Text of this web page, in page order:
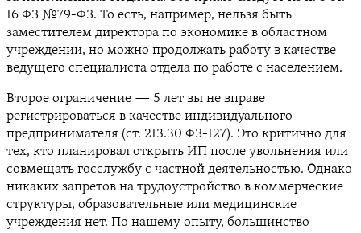
16 ФЗ №79-ФЗ. То есть, например, нельзя быть
заместителем директора по экономике в областном
учреждении, но можно продолжать работу в качестве
ведущего специалиста отдела по работе с населением.
Второе ограничение — 5 лет вы не вправе
регистрироваться в качестве индивидуального
предпринимателя (ст. 213.30 ФЗ-127). Это критично для
тех, кто планировал открыть ИП после увольнения или
совмещать госслужбу с частной деятельностью. Однако
никаких запретов на трудоустройство в коммерческие
структуры, образовательные или медицинские
учреждения нет. По нашему опыту, большинство